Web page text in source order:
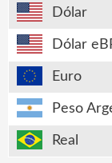
Dólar
Dólar
Euro
Peso
Real